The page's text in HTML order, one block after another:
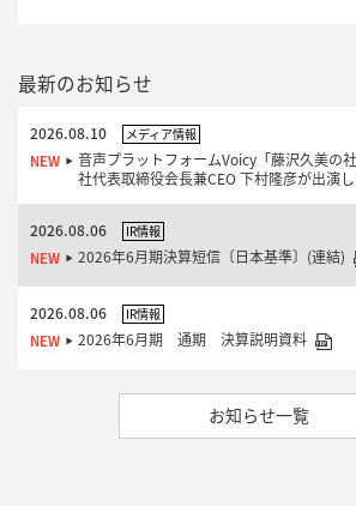
最新のお知らせ
2026.08.10 メディア情報
音声プラットフォームVoicy「藤沢久美の
社代表取締役会長兼CEO 下村隆彦が出演
2026.08.06 IR情報
2026年6月期決算短信〔日本基準〕(連結)
2026.08.06 IR情報
2026年6月期 通期 決算説明資料
お知らせ一覧